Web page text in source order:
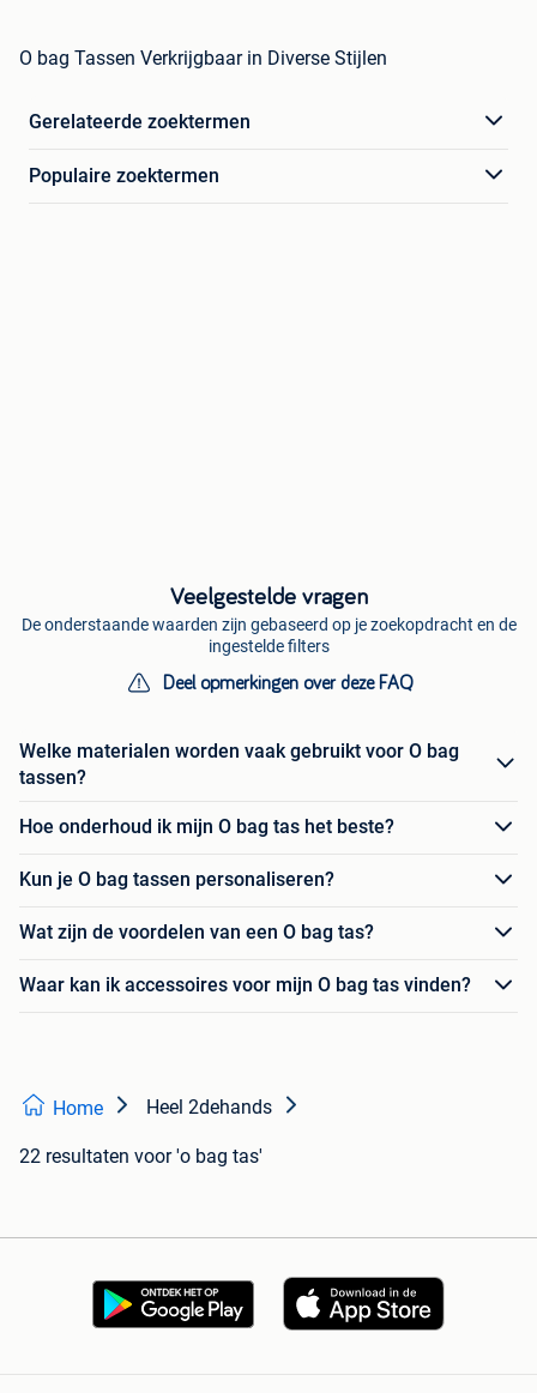
O bag Tassen Verkrijgbaar in Diverse Stijlen
Gerelateerde zoektermen
Populaire zoektermen
Veelgestelde vragen
De onderstaande waarden zijn gebaseerd op je zoekopdracht en de
ingestelde filters
Deel opmerkingen over deze FAQ
Welke materialen worden vaak gebruikt voor O bag
tassen?
Hoe onderhoud ik mijn O bag tas het beste?
Kun je O bag tassen personaliseren?
Wat zijn de voordelen van een O bag tas?
Waar kan ik accessoires voor mijn O bag tas vinden?
Home Heel 2dehands
22 resultaten voor 'o bag tas'